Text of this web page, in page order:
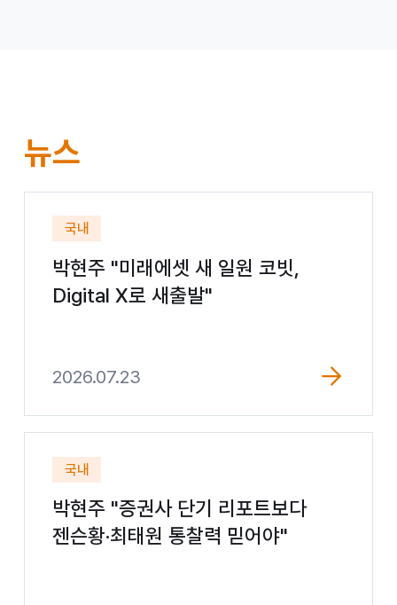
미
래
뉴스
국내
박현주 "미래에셋 새 일원 코빗,
Digital X로 새출발"
2026.07.23
국내
박현주 "증권사 단기 리포트보다
젠슨황·최태원 통찰력 믿어야"